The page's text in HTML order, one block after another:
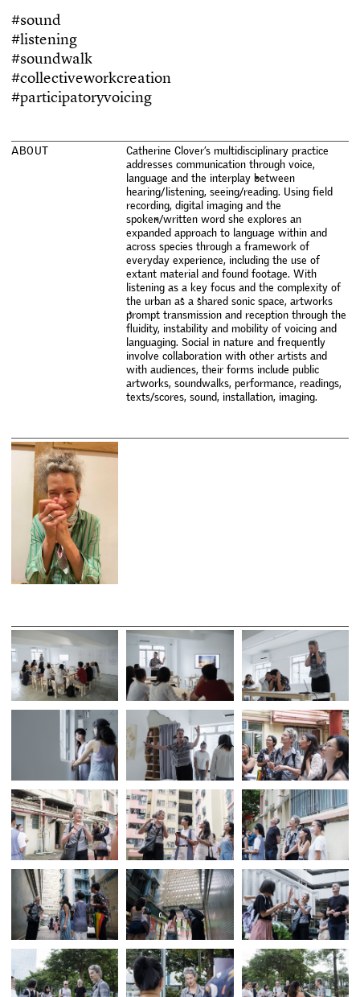
#sound
#listening
#soundwalk
#collectiveworkcreation
#participatoryvoicing
ABOUT Catherine Clover’s multidisciplinary practice
addresses communication through voice,
language and the interplay between
hearing/listening, seeing/reading. Using feld
recording, digital imaging and the
spoken/written word she explores an
expanded approach to language within and
across species through a framework of
everyday experience, including the use of
extant material and found footage. With
listening as a key focus and the complexity of
the urban as a shared sonic space, artworks
prompt transmission and reception through the
fuidity, instability and mobility of voicing and
languaging. Social in nature and frequently
involve collaboration with other artists and
with audiences, their forms include public
artworks, soundwalks, performance, readings,
texts/scores, sound, installation, imaging.